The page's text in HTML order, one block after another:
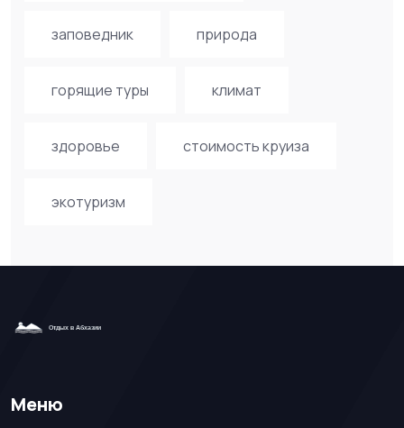
заповедник природа
горящие туры климат
здоровье стоимость круиза
экотуризм
Меню